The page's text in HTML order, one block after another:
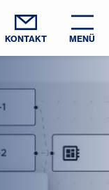
KONTAKT MENÜ